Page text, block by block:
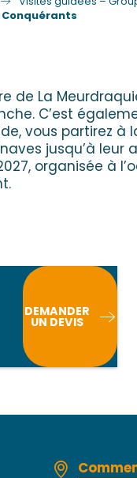
Conquérants
de La
C’est
vous partirez
jusqu’à
organisée à
aux
DEMANDER
UN DEVIS